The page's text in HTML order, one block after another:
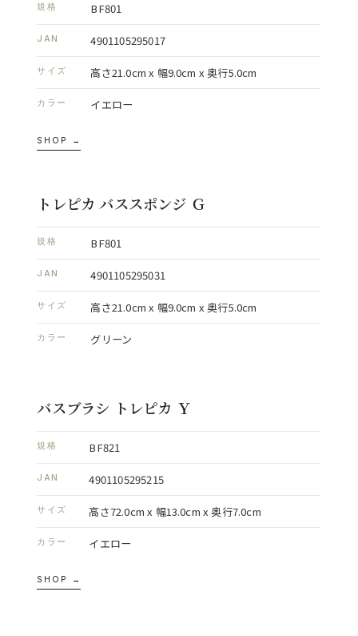
規格 BF801
JAN 4901105295017
サイズ 高さ21.0cm x 幅9.0cm x 奥行5.0cm
カラー イエロー
SHOP →
トレピカ バススポンジ Ｇ
規格 BF801
JAN 4901105295031
サイズ 高さ21.0cm x 幅9.0cm x 奥行5.0cm
カラー グリーン
バスブラシ トレピカ Ｙ
規格 BF821
JAN 4901105295215
サイズ 高さ72.0cm x 幅13.0cm x 奥行7.0cm
カラー イエロー
SHOP →